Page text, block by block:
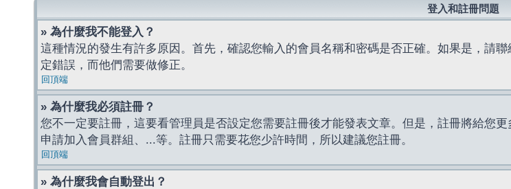
登入和註冊問題
» 為什麼我不能登入？
這種情況的發生有許多原因。首先，確認您輸入的會員名稱和密碼是否正確。如果是，請
定錯誤，而他們需要做修正。
回頂端
» 為什麼我必須註冊？
您不一定要註冊，這要看管理員是否設定您需要註冊後才能發表文章。但是，註冊將給您
申請加入會員群組、...等。註冊只需要花您少許時間，所以建議您註冊。
回頂端
» 為什麼我會自動登出？